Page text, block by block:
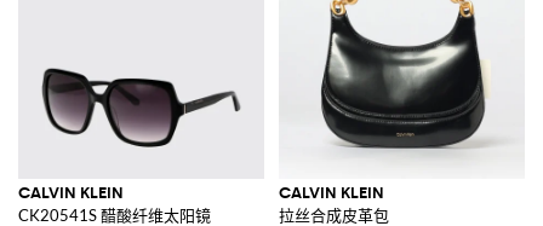
CALVIN KLEIN
CK20541S 醋酸纤维太阳镜
CALVIN KLEIN
拉丝合成皮革包